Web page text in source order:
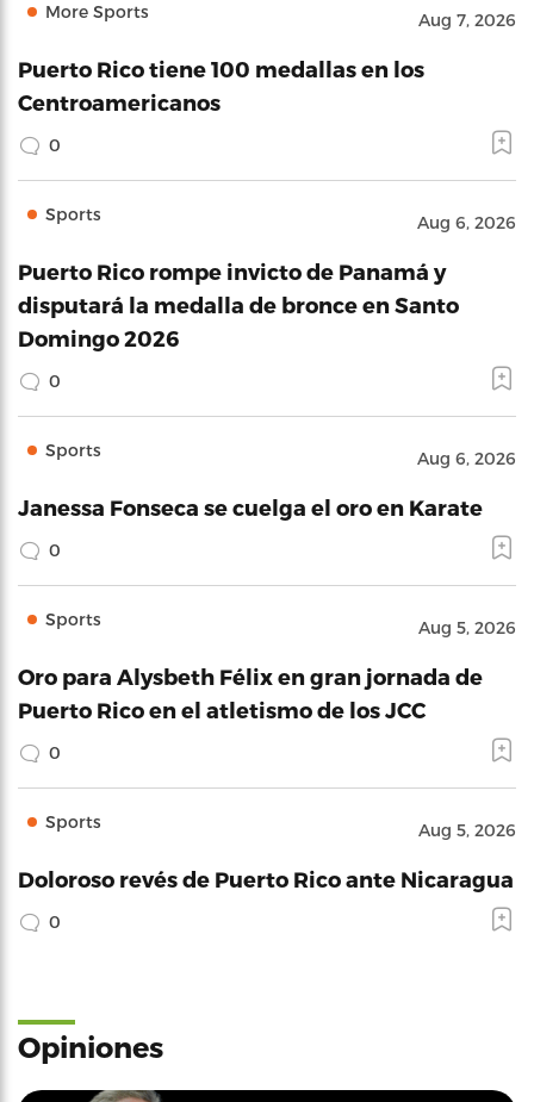
More Sports Aug 7, 2026
Puerto Rico tiene 100 medallas en los
Centroamericanos
0
Sports Aug 6, 2026
Puerto Rico rompe invicto de Panamá y
disputará la medalla de bronce en Santo
Domingo 2026
0
Sports Aug 6, 2026
Janessa Fonseca se cuelga el oro en Karate
0
Sports Aug 5, 2026
Oro para Alysbeth Félix en gran jornada de
Puerto Rico en el atletismo de los JCC
0
Sports Aug 5, 2026
Doloroso revés de Puerto Rico ante Nicaragua
0
Opiniones